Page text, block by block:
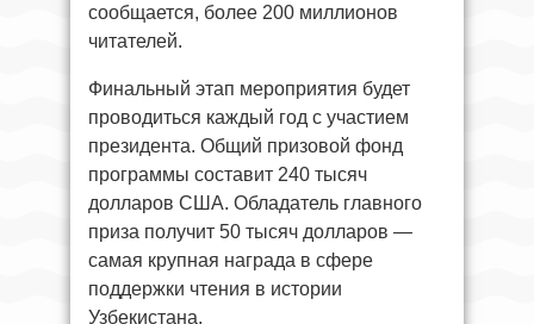
сообщается, более 200 миллионов
читателей.
Финальный этап мероприятия будет
проводиться каждый год с участием
президента. Общий призовой фонд
программы составит 240 тысяч
долларов США. Обладатель главного
приза получит 50 тысяч долларов —
самая крупная награда в сфере
поддержки чтения в истории
Узбекистана.